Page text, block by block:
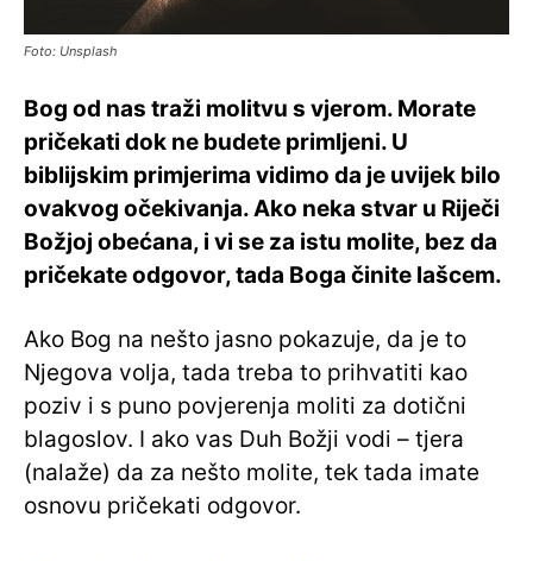
Foto: Unsplash
Bog od nas traži molitvu s vjerom. Morate
pričekati dok ne budete primljeni. U
biblijskim primjerima vidimo da je uvijek bilo
ovakvog očekivanja. Ako neka stvar u Riječi
Božjoj obećana, i vi se za istu molite, bez da
pričekate odgovor, tada Boga činite lašcem.
Ako Bog na nešto jasno pokazuje, da je to
Njegova volja, tada treba to prihvatiti kao
poziv i s puno povjerenja moliti za dotični
blagoslov. I ako vas Duh Božji vodi – tjera
(nalaže) da za nešto molite, tek tada imate
osnovu pričekati odgovor.